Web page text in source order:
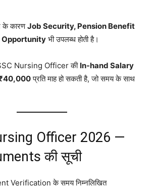
के कारणJob Security, Pension Benefit
Opportunity भी उपलब्ध होती है।
Nursing Officer की In-hand Salary
प्रति माह हो सकती है, जो समय के साथ
Officer 2026 —
की सूची
Verification के समय निम्नलिखित